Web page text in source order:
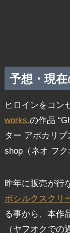
予想・現
ヒロインをコン
works.の作品
ター アポカリプ
shop（ネオ フク
昨年に販売が行
ボシルクスクリ
る事から、本作
（ヤフオクでの